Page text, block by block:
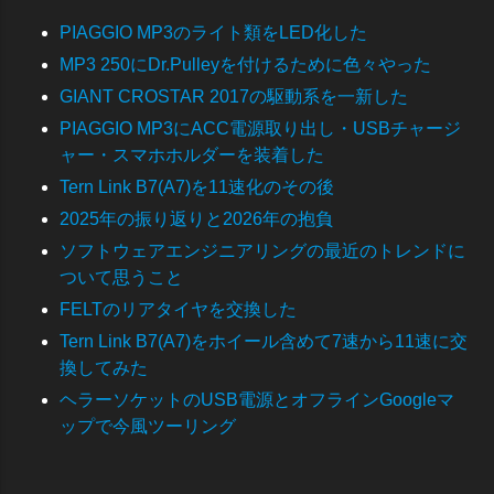
PIAGGIO MP3のライト類をLED化した
MP3 250にDr.Pulleyを付けるために色々やった
GIANT CROSTAR 2017の駆動系を一新した
PIAGGIO MP3にACC電源取り出し・USBチャージ
ャー・スマホホルダーを装着した
Tern Link B7(A7)を11速化のその後
2025年の振り返りと2026年の抱負
ソフトウェアエンジニアリングの最近のトレンドに
ついて思うこと
FELTのリアタイヤを交換した
Tern Link B7(A7)をホイール含めて7速から11速に交
換してみた
ヘラーソケットのUSB電源とオフラインGoogleマ
ップで今風ツーリング